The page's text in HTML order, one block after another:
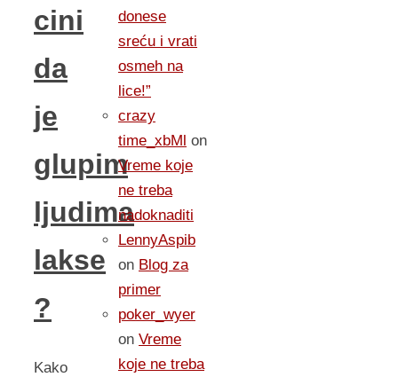
cini
da
je
glupim
ljudima
lakse
?
Kako
donese
sreću i vrati
osmeh na
lice!”
crazy
time_xbMl on
Vreme koje
ne treba
nadoknaditi
LennyAspib
on Blog za
primer
poker_wyer
on Vreme
koje ne treba